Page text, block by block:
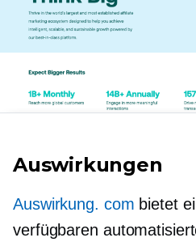
Auswirkungen
Auswirkung. com bietet
verfügbaren